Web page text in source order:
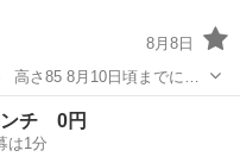
8月8日
含む） 高さ85 8月10日頃までに…
無印良品
ンチ 0円
は1分